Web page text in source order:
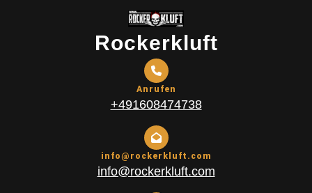
Rockerkluft
Anrufen
+491608474738
info@rockerkluft.com
info@rockerkluft.com